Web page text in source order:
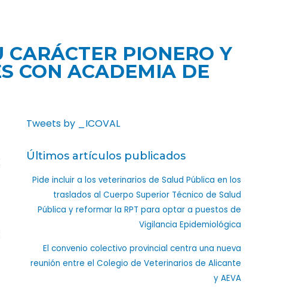
PIONERO Y
CON ACADEMIA DE
Tweets by _ICOVAL
Últimos artículos publicados
Pide incluir a los veterinarios de Salud Pública en los
traslados al Cuerpo Superior Técnico de Salud
Pública y reformar la RPT para optar a puestos de
Vigilancia Epidemiológica
El convenio colectivo provincial centra una nueva
reunión entre el Colegio de Veterinarios de Alicante
y AEVA